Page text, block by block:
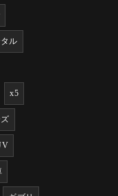
ル
x5